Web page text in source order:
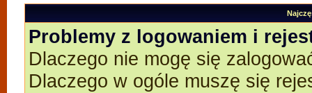
Problemy z logowaniem i
Dlaczego nie mogę się
Dlaczego w ogóle muszę się